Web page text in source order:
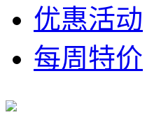
优惠活动
每周特价